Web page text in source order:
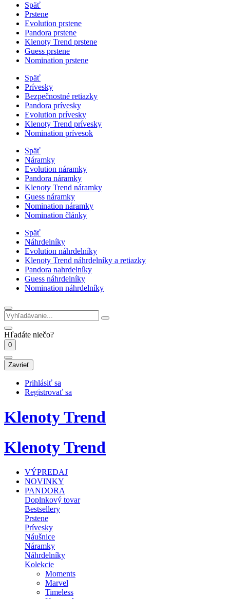
Späť
Prstene
Evolution prstene
Pandora prstene
Klenoty Trend prstene
Guess prstene
Nomination prstene
Späť
Prívesky
Bezpečnostné retiazky
Pandora prívesky
Evolution prívesky
Klenoty Trend prívesky
Nomination prívesok
Späť
Náramky
Evolution náramky
Pandora náramky
Klenoty Trend náramky
Guess náramky
Nomination náramky
Nomination články
Späť
Náhrdelníky
Evolution náhrdelníky
Klenoty Trend náhrdelníky a retiazky
Pandora nahrdelníky
Guess náhrdelníky
Nomination náhrdelníky
Hľadáte niečo?
0
Zavrieť
Prihlásiť sa
Registrovať sa
Klenoty Trend
Klenoty Trend
VÝPREDAJ
NOVINKY
PANDORA
Doplnkový tovar
Bestsellery
Prstene
Prívesky
Náušnice
Náramky
Náhrdelníky
Kolekcie
Moments
Marvel
Timeless